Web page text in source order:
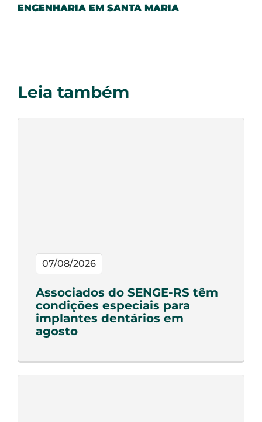
ENGENHARIA EM SANTA MARIA
Leia também
07/08/2026
Associados do SENGE-RS têm
condições especiais para
implantes dentários em
agosto